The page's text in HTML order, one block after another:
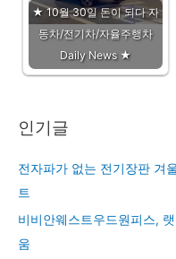
★ 10월 30일 돈이 되다 자
동차/전기차/자율주행차
Daily News ★
인기글
전자파가 없는 전기장판 겨
트
비비안웨스트우드원피스,
움